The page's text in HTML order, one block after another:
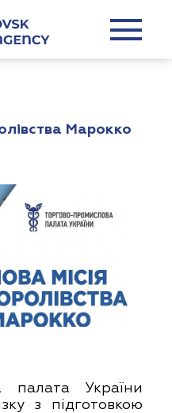
Марокко
палата України
з підготовкою